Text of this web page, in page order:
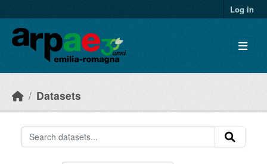
Log in
Datasets